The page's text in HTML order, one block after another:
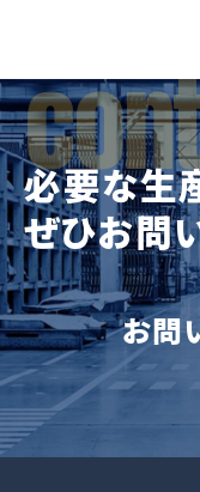
必要な生
ぜひお問
お問